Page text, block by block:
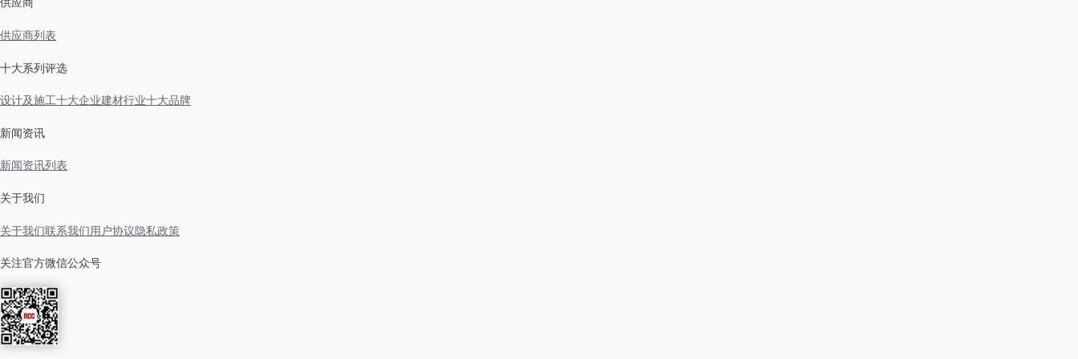
供应商列表
十大系列评选
设计及施工十大企业建材行业十大品牌
新闻资讯
新闻资讯列表
关于我们
关于我们联系我们用户协议隐私政策
关注官方微信公众号